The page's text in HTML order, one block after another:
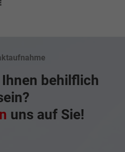
behilflich
uns auf Sie!